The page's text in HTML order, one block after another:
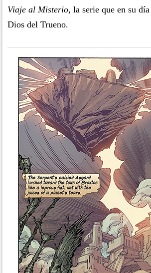
Viaje al Misterio, la serie que en su
Dios del Trueno.